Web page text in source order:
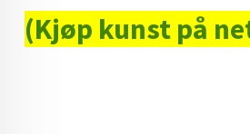
(Kjøp kunst på